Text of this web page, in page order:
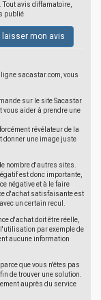
avis diffamatoire,
publié
laisser mon avis
sacastar.com, vous
sur le site Sacastar
vous aider à prendre une
révélateur de la
donner une image juste
nombre d'autres sites.
est donc importante,
négative et à le faire
d'achat satisfaisante est
un certain recul.
d'achat doit être réelle,
par exemple de
aucune information
que vous n'êtes pas
de trouver une solution.
auprès du service